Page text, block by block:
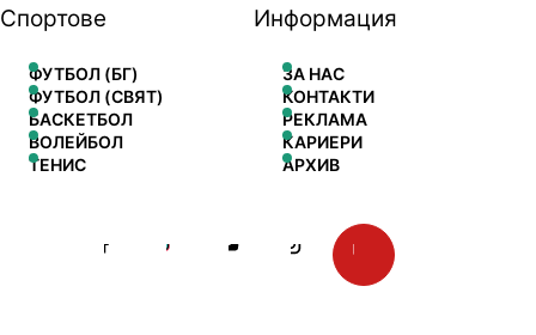
Спортове
ФУТБОЛ (БГ)
ФУТБОЛ (СВЯТ)
БАСКЕТБОЛ
ВОЛЕЙБОЛ
ТЕНИС
Информация
ЗА НАС
КОНТАКТИ
РЕКЛАМА
КАРИЕРИ
АРХИВ